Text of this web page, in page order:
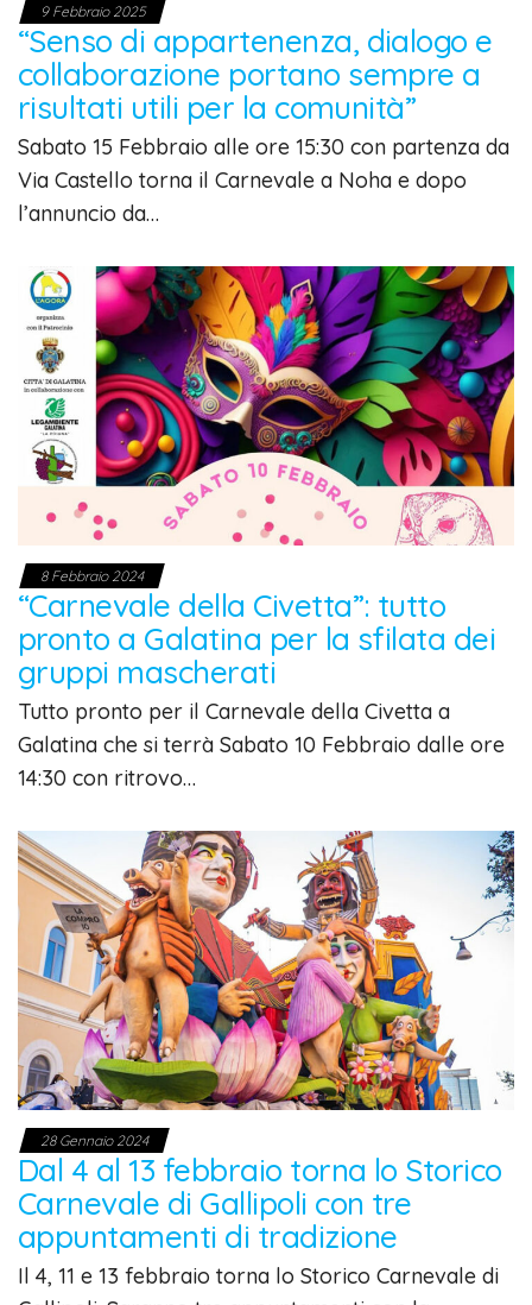
9 Febbraio 2025
“Senso di appartenenza, dialogo e
collaborazione portano sempre a
risultati utili per la comunità”
Sabato 15 Febbraio alle ore 15:30 con partenza da
Via Castello torna il Carnevale a Noha e dopo
l’annuncio da…
8 Febbraio 2024
“Carnevale della Civetta”: tutto
pronto a Galatina per la sfilata dei
gruppi mascherati
Tutto pronto per il Carnevale della Civetta a
Galatina che si terrà Sabato 10 Febbraio dalle ore
14:30 con ritrovo…
28 Gennaio 2024
Dal 4 al 13 febbraio torna lo Storico
Carnevale di Gallipoli con tre
appuntamenti di tradizione
Il 4, 11 e 13 febbraio torna lo Storico Carnevale di